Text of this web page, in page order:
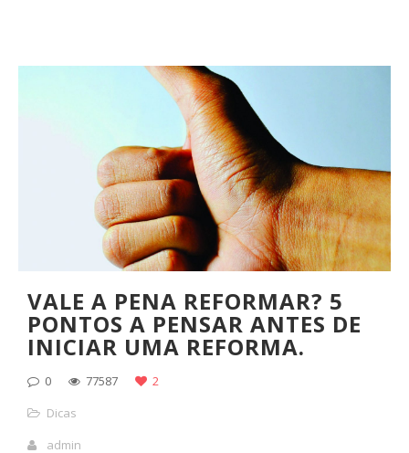
VALE A PENA REFORMAR? 5
PONTOS A PENSAR ANTES DE
INICIAR UMA REFORMA.
0 77587
2
Dicas
admin